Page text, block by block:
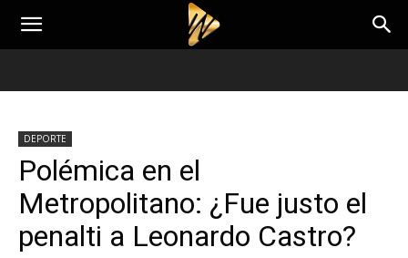
DEPORTE
Polémica en el
Metropolitano: ¿Fue justo el
penalti a Leonardo Castro?